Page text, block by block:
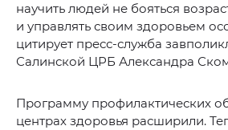
научить людей не бояться
и управлять своим здоровьем
цитирует пресс-служба
Салинской ЦРБ Александра
Программу профилактических
центрах здоровья расширили.